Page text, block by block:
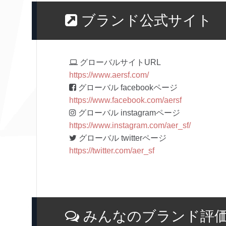
ブランド公式サイト
グローバルサイトURL
https://www.aersf.com/
グローバル facebookページ
https://www.facebook.com/aersf
グローバル instagramページ
https://www.instagram.com/aer_sf/
グローバル twitterページ
https://twitter.com/aer_sf
みんなのブランド評